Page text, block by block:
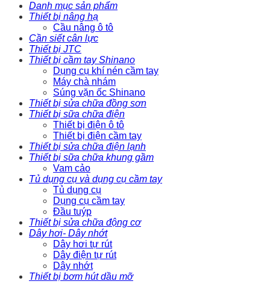
Danh mục sản phẩm
Thiết bị nâng hạ
Cầu nâng ô tô
Cần siết cân lực
Thiết bị JTC
Thiết bị cầm tay Shinano
Dụng cụ khí nén cầm tay
Máy chà nhám
Súng vặn ốc Shinano
Thiết bị sửa chữa đồng sơn
Thiết bị sữa chữa điện
Thiết bị điện ô tô
Thiết bị điện cầm tay
Thiết bị sửa chữa điện lạnh
Thiết bị sữa chữa khung gầm
Vam cảo
Tủ dụng cụ và dụng cụ cầm tay
Tủ dụng cụ
Dụng cụ cầm tay
Đầu tuýp
Thiết bị sửa chữa động cơ
Dây hơi- Dây nhớt
Dây hơi tự rút
Dây điện tự rút
Dây nhớt
Thiết bị bơm hút dầu mỡ